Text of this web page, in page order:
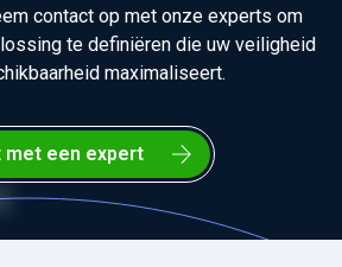
contact op met onze experts om
te definiëren die uw veiligheid
maximaliseert.
met een expert